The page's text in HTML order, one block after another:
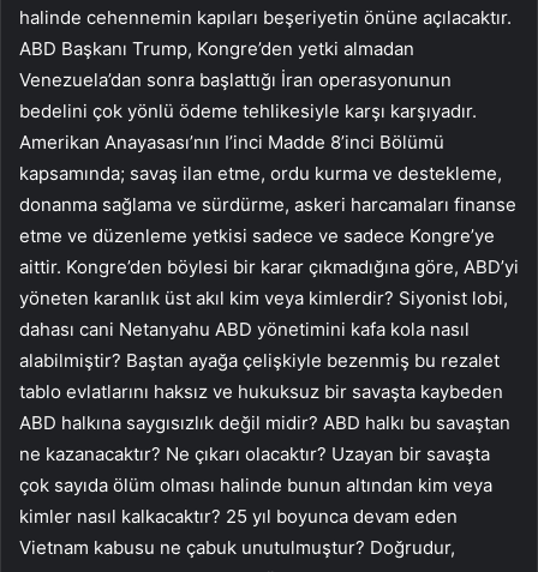
halinde cehennemin kapıları beşeriyetin önüne açılacaktır.
ABD Başkanı Trump, Kongre’den yetki almadan
Venezuela’dan sonra başlattığı İran operasyonunun
bedelini çok yönlü ödeme tehlikesiyle karşı karşıyadır.
Amerikan Anayasası’nın I’inci Madde 8’inci Bölümü
kapsamında; savaş ilan etme, ordu kurma ve destekleme,
donanma sağlama ve sürdürme, askeri harcamaları finanse
etme ve düzenleme yetkisi sadece ve sadece Kongre’ye
aittir. Kongre’den böylesi bir karar çıkmadığına göre, ABD’yi
yöneten karanlık üst akıl kim veya kimlerdir? Siyonist lobi,
dahası cani Netanyahu ABD yönetimini kafa kola nasıl
alabilmiştir? Baştan ayağa çelişkiyle bezenmiş bu rezalet
tablo evlatlarını haksız ve hukuksuz bir savaşta kaybeden
ABD halkına saygısızlık değil midir? ABD halkı bu savaştan
ne kazanacaktır? Ne çıkarı olacaktır? Uzayan bir savaşta
çok sayıda ölüm olması halinde bunun altından kim veya
kimler nasıl kalkacaktır? 25 yıl boyunca devam eden
Vietnam kabusu ne çabuk unutulmuştur? Doğrudur,